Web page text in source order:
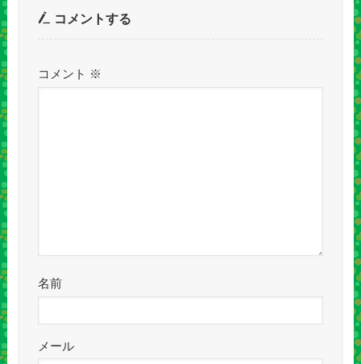
コメントする
コメント ※
名前
メール